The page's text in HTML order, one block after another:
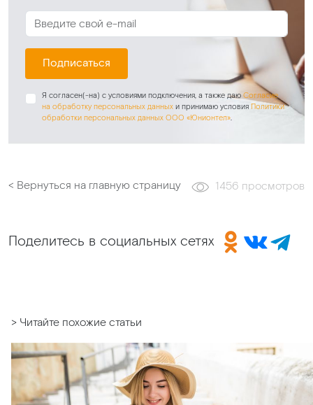
Подписаться
Я согласен(-на) с условиями подключения, а также даю Согласие
на обработку персональных данных и принимаю условия Политики
обработки персональных данных ООО «Юнионтел».
< Вернуться на главную страницу 1456 просмотров
Поделитесь в социальных сетях
> Читайте похожие статьи